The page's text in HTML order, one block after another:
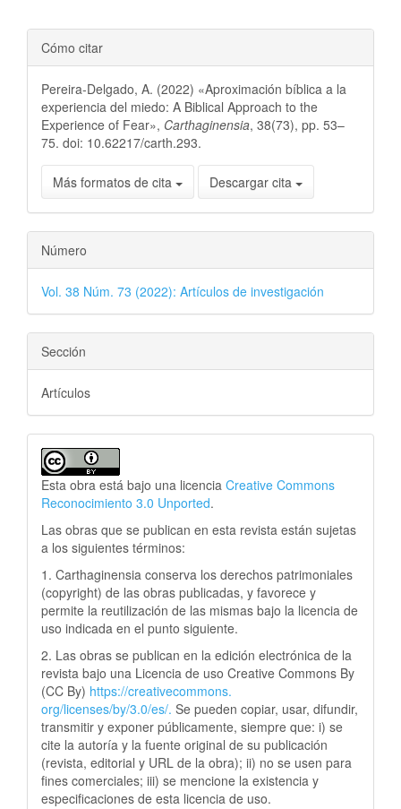
Cómo citar
Pereira-Delgado, A. (2022) «Aproximación bíblica a la
experiencia del miedo: A Biblical Approach to the
Experience of Fear», Carthaginensia, 38(73), pp. 53–
75. doi: 10.62217/carth.293.
Más formatos de cita Descargar cita
Número
Vol. 38 Núm. 73 (2022): Artículos de investigación
Sección
Artículos
Esta obra está bajo una licencia Creative Commons
Reconocimiento 3.0 Unported.
Las obras que se publican en esta revista están sujetas
a los siguientes términos:
1. Carthaginensia conserva los derechos patrimoniales
(copyright) de las obras publicadas, y favorece y
permite la reutilización de las mismas bajo la licencia de
uso indicada en el punto siguiente.
2. Las obras se publican en la edición electrónica de la
revista bajo una Licencia de uso Creative Commons By
(CC By) https://creativecommons.
org/licenses/by/3.0/es/. Se pueden copiar, usar, difundir,
transmitir y exponer públicamente, siempre que: i) se
cite la autoría y la fuente original de su publicación
(revista, editorial y URL de la obra); ii) no se usen para
fines comerciales; iii) se mencione la existencia y
especificaciones de esta licencia de uso.